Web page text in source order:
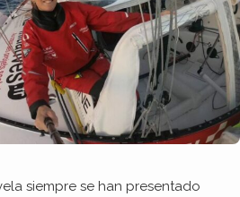
siempre se han presentado